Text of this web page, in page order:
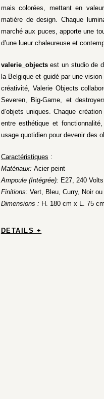
mais colorées, mettant en
matière de design. Chaque
marché aux puces, apporte une
d’une lueur chaleureuse et
valerie_objectsest un studio de
la Belgique et guidé par une
créativité, Valerie Objects
Severen, Big-Game, et
d’objets uniques. Chaque
entre esthétique et
usage quotidien pour devenir des
Caractéristiques :
Matériaux: Acier peint
Ampoule (Intégrée): E27, 240
Finitions: Vert, Bleu, Curry, Noir
Dimensions : H. 180 cm x L. 75
DETAILS +